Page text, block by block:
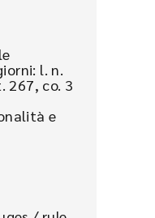
l. n.
267, co. 3
e